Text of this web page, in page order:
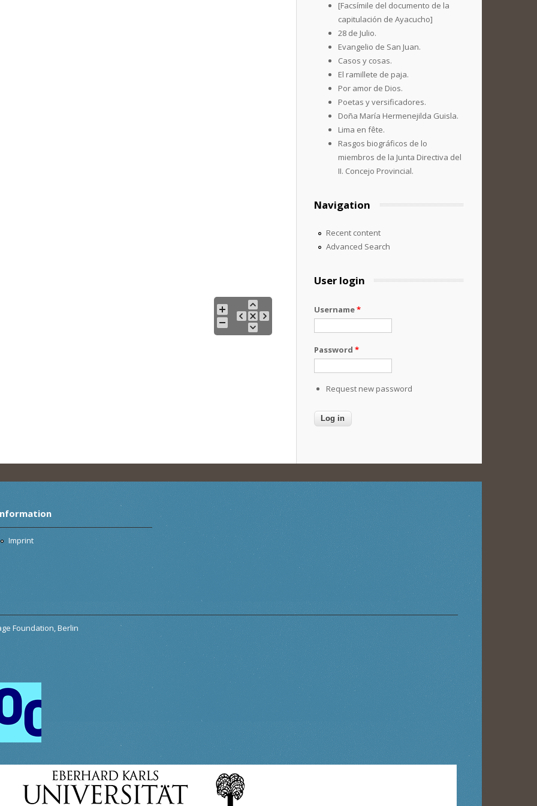
[Facsímile del documento de la
capitulación de Ayacucho]
28 de Julio.
Evangelio de San Juan.
Casos y cosas.
El ramillete de paja.
Por amor de Dios.
Poetas y versificadores.
Doña María Hermenejilda Guisla.
Lima en fête.
Rasgos biográficos de lo
miembros de la Junta Directiva del
II. Concejo Provincial.
Navigation
Recent content
Advanced Search
User login
Username*
Password *
Request new password
Imprint
Foundation, Berlin